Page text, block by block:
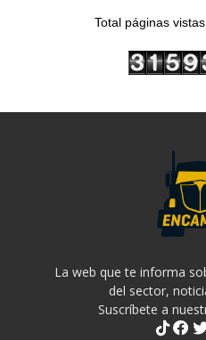
Total páginas
La web que te informa
del sector,
Suscríbete a